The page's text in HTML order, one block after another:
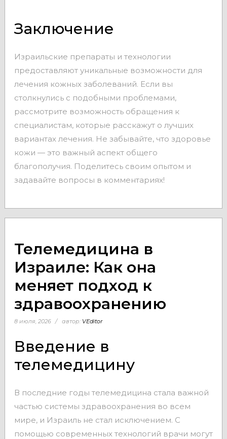
Заключение
Израильские препараты и технологии
предоставляют уникальные возможности для
лечения кожных заболеваний. Если вы
столкнулись с подобными проблемами,
рассмотрите возможность обращения к
специалистам, которые расскажут о лучших
вариантах лечения. Не забывайте, что здоровье
кожи — это важный аспект общего
благополучия. Поделитесь своим опытом и
задавайте вопросы в комментариях!
Телемедицина в
Израиле: Как она
меняет подход к
здравоохранению
8 июля, 2026 автор: VEditor
Введение в
телемедицину
В последние годы телемедицина стала важной
частью системы здравоохранения во всем
мире, и Израиль не стал исключением. С
помощью современных технологий врачи могут